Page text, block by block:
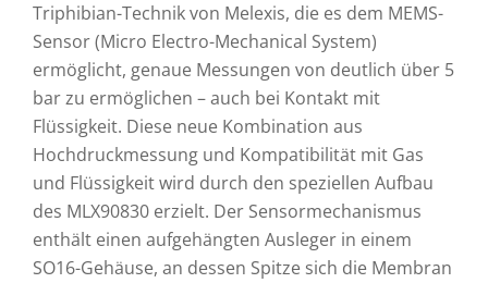
Triphibian-Technik von Melexis, die es dem MEMS-
Sensor (Micro Electro-Mechanical System)
ermöglicht, genaue Messungen von deutlich über 5
bar zu ermöglichen – auch bei Kontakt mit
Flüssigkeit. Diese neue Kombination aus
Hochdruckmessung und Kompatibilität mit Gas
und Flüssigkeit wird durch den speziellen Aufbau
des MLX90830 erzielt. Der Sensormechanismus
enthält einen aufgehängten Ausleger in einem
SO16-Gehäuse, an dessen Spitze sich die Membran